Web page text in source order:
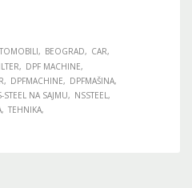
BEOGRAD
CAR
DPF MACHINE
DPFMACHINE
DPFMAŠINA
STEEL NA SAJMU
NSSTEEL
TEHNIKA